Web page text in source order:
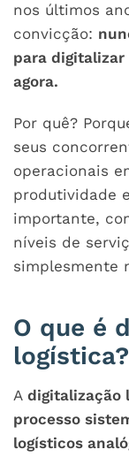
nos últimos
convicção:
para digitalizar
agora.
Por quê?
seus
operacionais
produtividade
importante,
níveis de
simplesmente
O que é
logística?
A digitalização
processo
logísticos